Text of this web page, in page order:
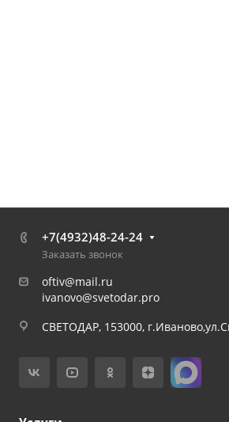
+7(4932)48-24-24
Заказать звонок
oftiv@mail.ru
ivanovo@svetodar.pro
СВЕТОДАР, 153000,